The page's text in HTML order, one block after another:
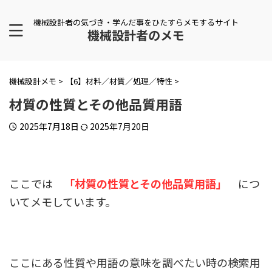
機械設計者の気づき・学んだ事をひたすらメモするサイト
機械設計者のメモ
機械設計メモ > 【6】材料／材質／処理／特性 >
材質の性質とその他品質用語
2025年7月18日 2025年7月20日
ここでは 「材質の性質とその他品質用語」
につ
いてメモしています。
ここにある性質や用語の意味を調べたい時の検索用